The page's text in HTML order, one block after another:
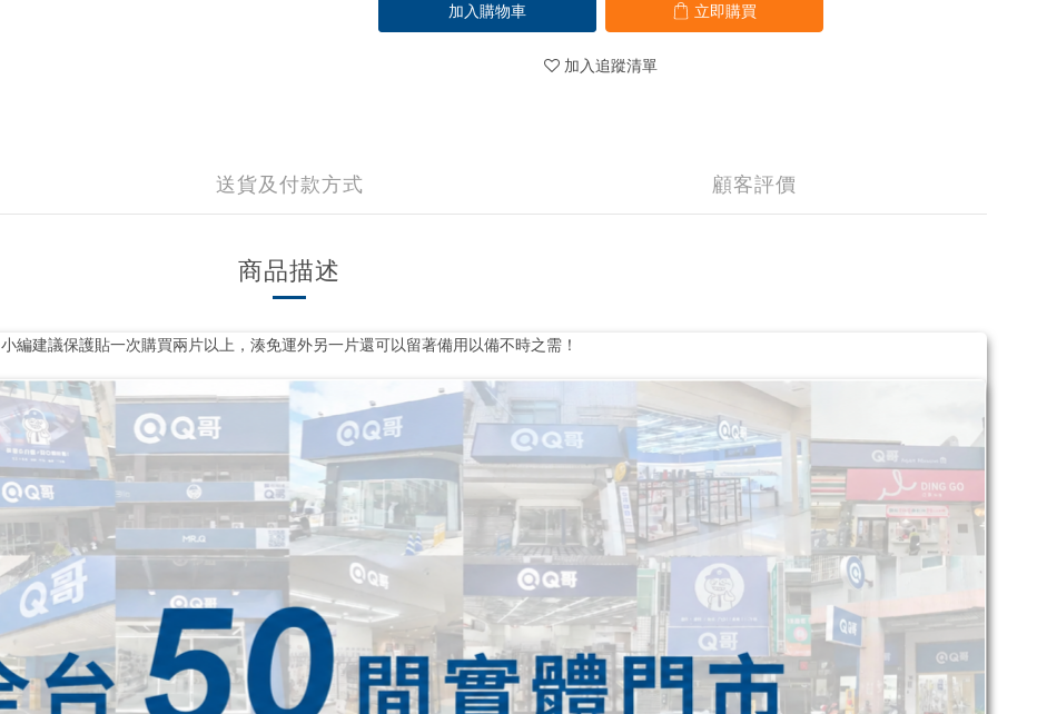
加入購物車 立即購買
加入追蹤清單
送貨及付款方式 顧客評價
商品描述
小編建議保護貼一次購買兩片以上，湊免運外另一片還可以留著備用以備不時之需！